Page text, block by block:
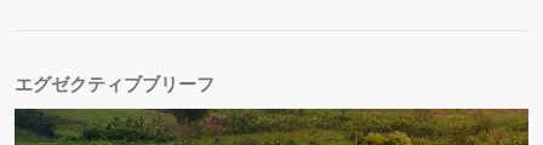
エグゼクティブブリーフ